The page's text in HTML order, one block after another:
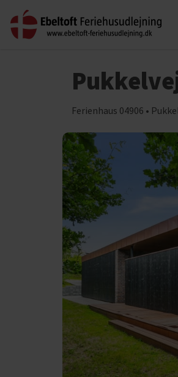
Ferienhaus 04906 •